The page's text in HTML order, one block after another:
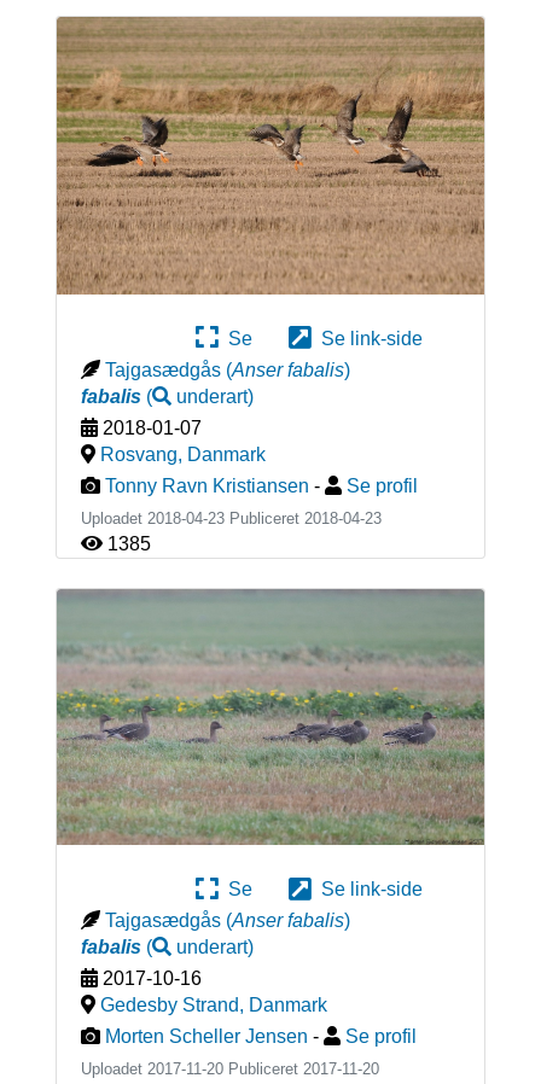
Se
Se link-side
Tajgasædgås (Anser fabalis)
fabalis( underart)
2018-01-07
Rosvang, Danmark
Tonny Ravn Kristiansen - Se profil
Uploadet 2018-04-23 Publiceret 2018-04-23
1385
Se
Se link-side
Tajgasædgås (Anser fabalis)
fabalis( underart)
2017-10-16
Gedesby Strand, Danmark
Morten Scheller Jensen - Se profil
Uploadet 2017-11-20 Publiceret 2017-11-20